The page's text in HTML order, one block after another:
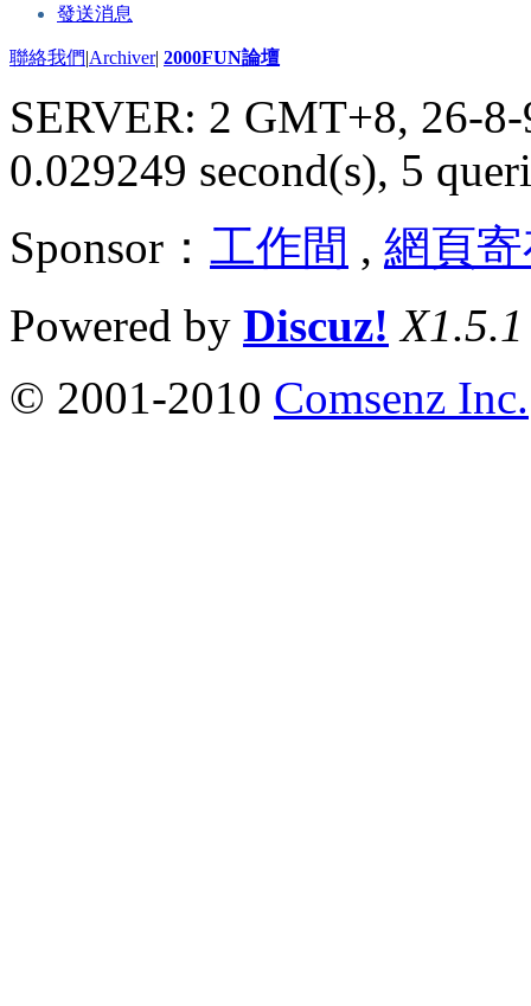
發送消息
聯絡我們|Archiver| 2000FUN論壇
SERVER: 2 GMT+8, 26-
0.029249 second(s), 5
Sponsor： 工作間 , 網頁
Powered by Discuz! X1.5.1
© 2001-2010 Comsenz Inc.